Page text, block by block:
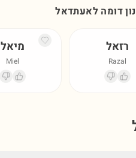
דומה לאעתדאל
רזאל
Razal
מיאל
Miel